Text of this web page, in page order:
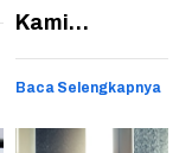
Kami…
Baca Selengkapnya